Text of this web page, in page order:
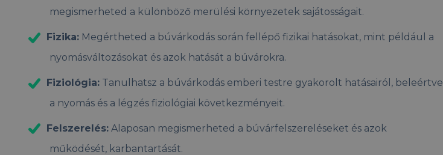
megismerheted a különböző merülési környezetek sajátosságait.
Fizika: Megértheted a búvárkodás során fellépő fizikai hatásokat, mint például a
nyomásváltozásokat és azok hatását a búvárokra.
Fiziológia: Tanulhatsz a búvárkodás emberi testre gyakorolt hatásairól, beleértve
a nyomás és a légzés fiziológiai következményeit.
Felszerelés: Alaposan megismerheted a búvárfelszereléseket és azok
működését, karbantartását.